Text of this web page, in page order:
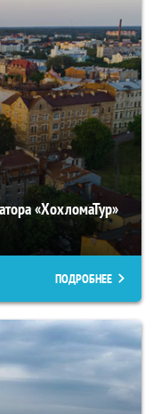
«ХохломаТур»
ПОДРОБНЕЕ